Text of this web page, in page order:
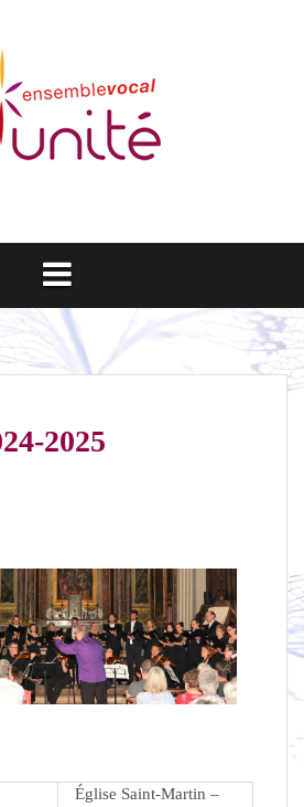
2025
Église Saint-Martin –